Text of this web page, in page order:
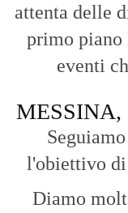
attenta delle
primo piano
eventi
l'obiettivo di
Diamo